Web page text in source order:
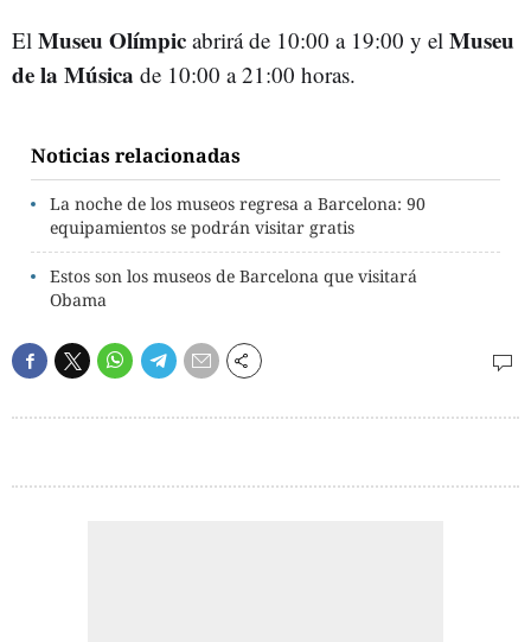
El Museu Olímpic abrirá de 10:00 a 19:00 y el Museu
de la Música de 10:00 a 21:00 horas.
Noticias relacionadas
La noche de los museos regresa a Barcelona: 90
equipamientos se podrán visitar gratis
Estos son los museos de Barcelona que visitará
Obama